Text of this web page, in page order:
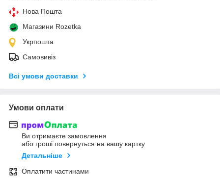
Нова Пошта
Магазини Rozetka
Укрпошта
Самовивіз
Всі умови доставки
Умови оплати
Ви отримаєте замовлення
або гроші повернуться на вашу картку
Детальніше
Оплатити частинами